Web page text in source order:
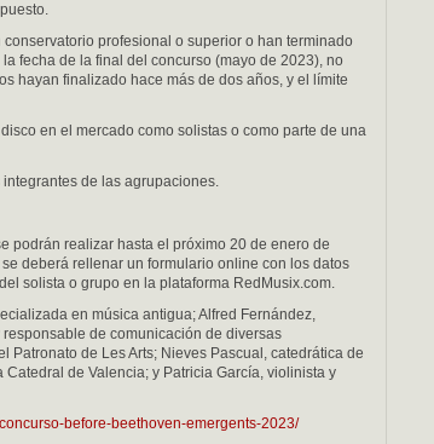
profesional o superior o han terminado
fecha de la final del concurso (mayo de 2023), no
hayan finalizado hace más de dos años, y el límite
en el mercado como solistas o como parte de una
de las agrupaciones.
podrán realizar hasta el próximo 20 de enero de
deberá rellenar un formulario online con los datos
solista o grupo en la plataforma RedMusix.com.
en música antigua; Alfred Fernández,
de comunicación de diversas
de Les Arts; Nieves Pascual, catedrática de
de Valencia; y Patricia García, violinista y
before-beethoven-emergents-2023/